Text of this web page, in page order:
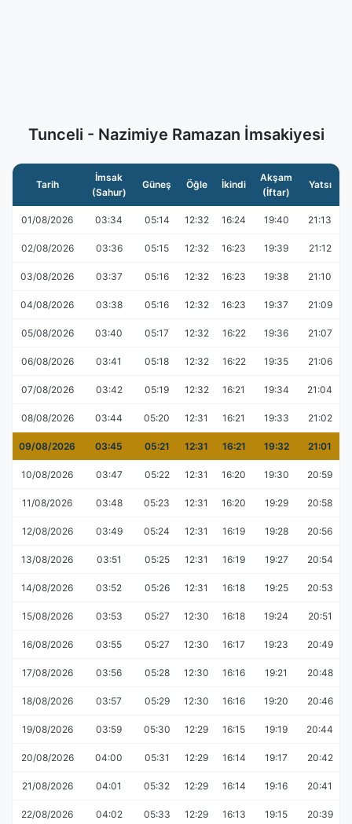
Tunceli - Nazimiye Ramazan İmsakiyesi
Tarih
İmsak
(Sahur)
Güneş Öğle İkindi
Akşam
(İftar)
Yatsı
01/08/2026 03:34 05:14 12:32 16:24 19:40 21:13
02/08/2026 03:36 05:15 12:32 16:23 19:39 21:12
03/08/2026 03:37 05:16 12:32 16:23 19:38 21:10
04/08/2026 03:38 05:16 12:32 16:23 19:37 21:09
05/08/2026 03:40 05:17 12:32 16:22 19:36 21:07
06/08/2026 03:41 05:18 12:32 16:22 19:35 21:06
07/08/2026 03:42 05:19 12:32 16:21 19:34 21:04
08/08/2026 03:44 05:20 12:31 16:21 19:33 21:02
09/08/2026 03:45 05:21 12:31 16:21 19:32 21:01
10/08/2026 03:47 05:22 12:31 16:20 19:30 20:59
11/08/2026 03:48 05:23 12:31 16:20 19:29 20:58
12/08/2026 03:49 05:24 12:31 16:19 19:28 20:56
13/08/2026 03:51 05:25 12:31 16:19 19:27 20:54
14/08/2026 03:52 05:26 12:31 16:18 19:25 20:53
15/08/2026 03:53 05:27 12:30 16:18 19:24 20:51
16/08/2026 03:55 05:27 12:30 16:17 19:23 20:49
17/08/2026 03:56 05:28 12:30 16:16 19:21 20:48
18/08/2026 03:57 05:29 12:30 16:16 19:20 20:46
19/08/2026 03:59 05:30 12:29 16:15 19:19 20:44
20/08/2026 04:00 05:31 12:29 16:14 19:17 20:42
21/08/2026 04:01 05:32 12:29 16:14 19:16 20:41
22/08/2026 04:02 05:33 12:29 16:13 19:15 20:39